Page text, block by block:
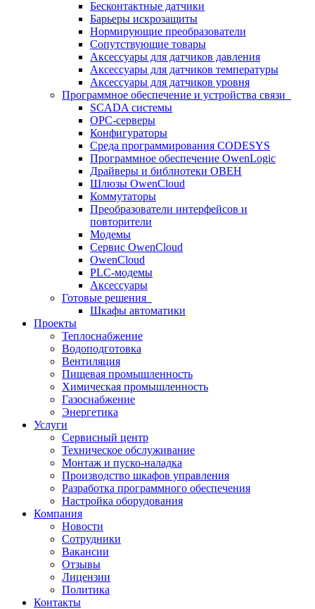
Бесконтактные датчики
Барьеры искрозащиты
Нормирующие преобразователи
Сопутствующие товары
Аксессуары для датчиков давления
Аксессуары для датчиков температуры
Аксессуары для датчиков уровня
Программное обеспечение и устройства связи
SCADA системы
OPC-серверы
Конфигураторы
Среда программирования CODESYS
Программное обеспечение OwenLogic
Драйверы и библиотеки ОВЕН
Шлюзы OwenCloud
Коммутаторы
Преобразователи интерфейсов и
повторители
Модемы
Сервис OwenCloud
OwenCloud
PLC-модемы
Аксессуары
Готовые решения
Шкафы автоматики
Проекты
Теплоснабжение
Водоподготовка
Вентиляция
Пищевая промышленность
Химическая промышленность
Газоснабжение
Энергетика
Услуги
Сервисный центр
Техническое обслуживание
Монтаж и пуско-наладка
Производство шкафов управления
Разработка программного обеспечения
Настройка оборудования
Компания
Новости
Сотрудники
Вакансии
Отзывы
Лицензии
Политика
Контакты